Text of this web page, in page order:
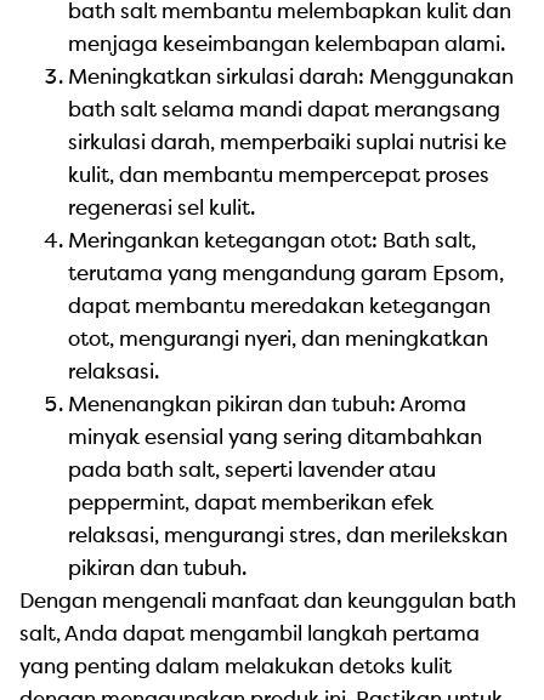
bath salt membantu melembapkan kulit dan
menjaga keseimbangan kelembapan alami.
Meningkatkan sirkulasi darah: Menggunakan
bath salt selama mandi dapat merangsang
sirkulasi darah, memperbaiki suplai nutrisi ke
kulit, dan membantu mempercepat proses
regenerasi sel kulit.
Meringankan ketegangan otot: Bath salt,
terutama yang mengandung garam Epsom,
dapat membantu meredakan ketegangan
otot, mengurangi nyeri, dan meningkatkan
relaksasi.
Menenangkan pikiran dan tubuh: Aroma
minyak esensial yang sering ditambahkan
pada bath salt, seperti lavender atau
peppermint, dapat memberikan efek
relaksasi, mengurangi stres, dan merilekskan
pikiran dan tubuh.
Dengan mengenali manfaat dan keunggulan bath
salt, Anda dapat mengambil langkah pertama
yang penting dalam melakukan detoks kulit